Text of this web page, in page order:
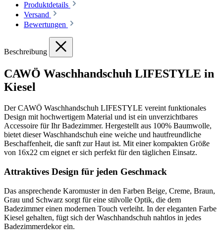
Produktdetails
Versand
Bewertungen
Beschreibung
CAWÖ Waschhandschuh LIFESTYLE in
Kiesel
Der CAWÖ Waschhandschuh LIFESTYLE vereint funktionales
Design mit hochwertigem Material und ist ein unverzichtbares
Accessoire für Ihr Badezimmer. Hergestellt aus 100% Baumwolle,
bietet dieser Waschhandschuh eine weiche und hautfreundliche
Beschaffenheit, die sanft zur Haut ist. Mit einer kompakten Größe
von 16x22 cm eignet er sich perfekt für den täglichen Einsatz.
Attraktives Design für jeden Geschmack
Das ansprechende Karomuster in den Farben Beige, Creme, Braun,
Grau und Schwarz sorgt für eine stilvolle Optik, die dem
Badezimmer einen modernen Touch verleiht. In der eleganten Farbe
Kiesel gehalten, fügt sich der Waschhandschuh nahtlos in jedes
Badezimmerdekor ein.